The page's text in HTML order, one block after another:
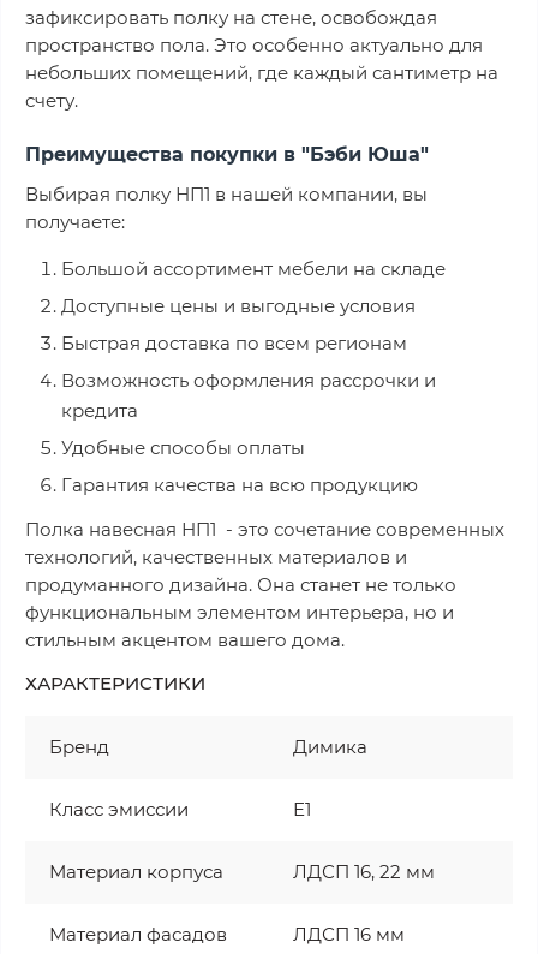
зафиксировать полку на стене, освобождая
пространство пола. Это особенно актуально для
небольших помещений, где каждый сантиметр на
счету.
Преимущества покупки в "Бэби Юша"
Выбирая полку НП1 в нашей компании, вы
получаете:
Большой ассортимент мебели на складе
Доступные цены и выгодные условия
Быстрая доставка по всем регионам
Возможность оформления рассрочки и
кредита
Удобные способы оплаты
Гарантия качества на всю продукцию
Полка навесная НП1 - это сочетание современных
технологий, качественных материалов и
продуманного дизайна. Она станет не только
функциональным элементом интерьера, но и
стильным акцентом вашего дома.
ХАРАКТЕРИСТИКИ
Бренд Димика
Класс эмиссии Е1
Материал корпуса ЛДСП 16, 22 мм
Материал фасадов ЛДСП 16 мм